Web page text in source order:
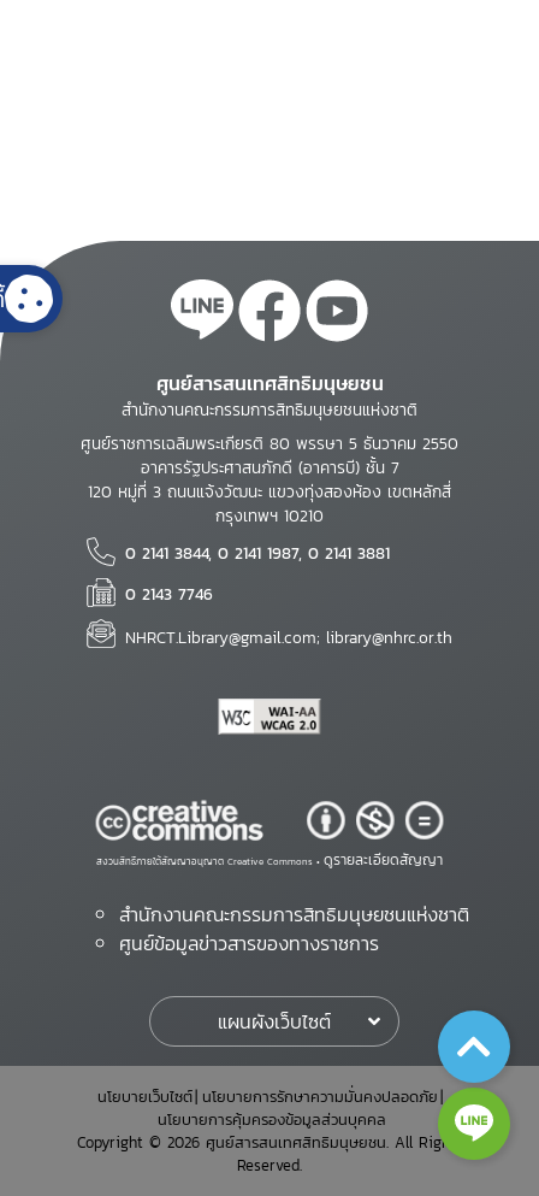
ศูนย์สารสนเทศสิทธิมนุษยชน
สำนักงานคณะกรรมการสิทธิมนุษยชนแห่งชาติ
ศูนย์ราชการเฉลิมพระเกียรติ 80 พรรษา 5 ธันวาคม 2550
อาคารรัฐประศาสนภักดี (อาคารบี) ชั้น 7
120 หมู่ที่ 3 ถนนแจ้งวัฒนะ แขวงทุ่งสองห้อง เขตหลักสี่
กรุงเทพฯ 10210
0 2141 3844, 0 2141 1987, 0 2141 3881
0 2143 7746
NHRCT.Library@gmail.com; library@nhrc.or.th
สงวนสิทธิ์ภายใต้สัญญาอนุญาต Creative Commons • ดูรายละเอียดสัญญา
สำนักงานคณะกรรมการสิทธิมนุษยชนแห่งชาติ
ศูนย์ข้อมูลข่าวสารของทางราชการ
แผนผังเว็บไซต์
นโยบายเว็บไซต์ นโยบายการรักษาความมั่นคงปลอดภัย
นโยบายการคุ้มครองข้อมูลส่วนบุคคล
Copyright © 2026 ศูนย์สารสนเทศสิทธิมนุษยชน. All Rights
Reserved.